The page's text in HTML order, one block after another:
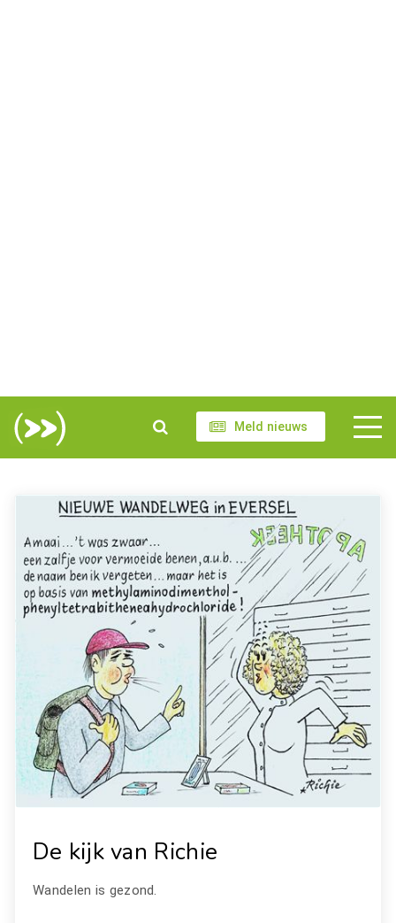
Meld nieuws
De kijk van Richie
Wandelen is gezond.